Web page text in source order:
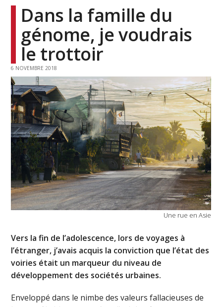
Dans la famille du
génome, je voudrais
le trottoir
6 NOVEMBRE 2018
Une rue en Asie
Vers la fin de l’adolescence, lors de voyages à
l’étranger, j’avais acquis la conviction que l’état des
voiries était un marqueur du niveau de
développement des sociétés urbaines.
Enveloppé dans le nimbe des valeurs fallacieuses de